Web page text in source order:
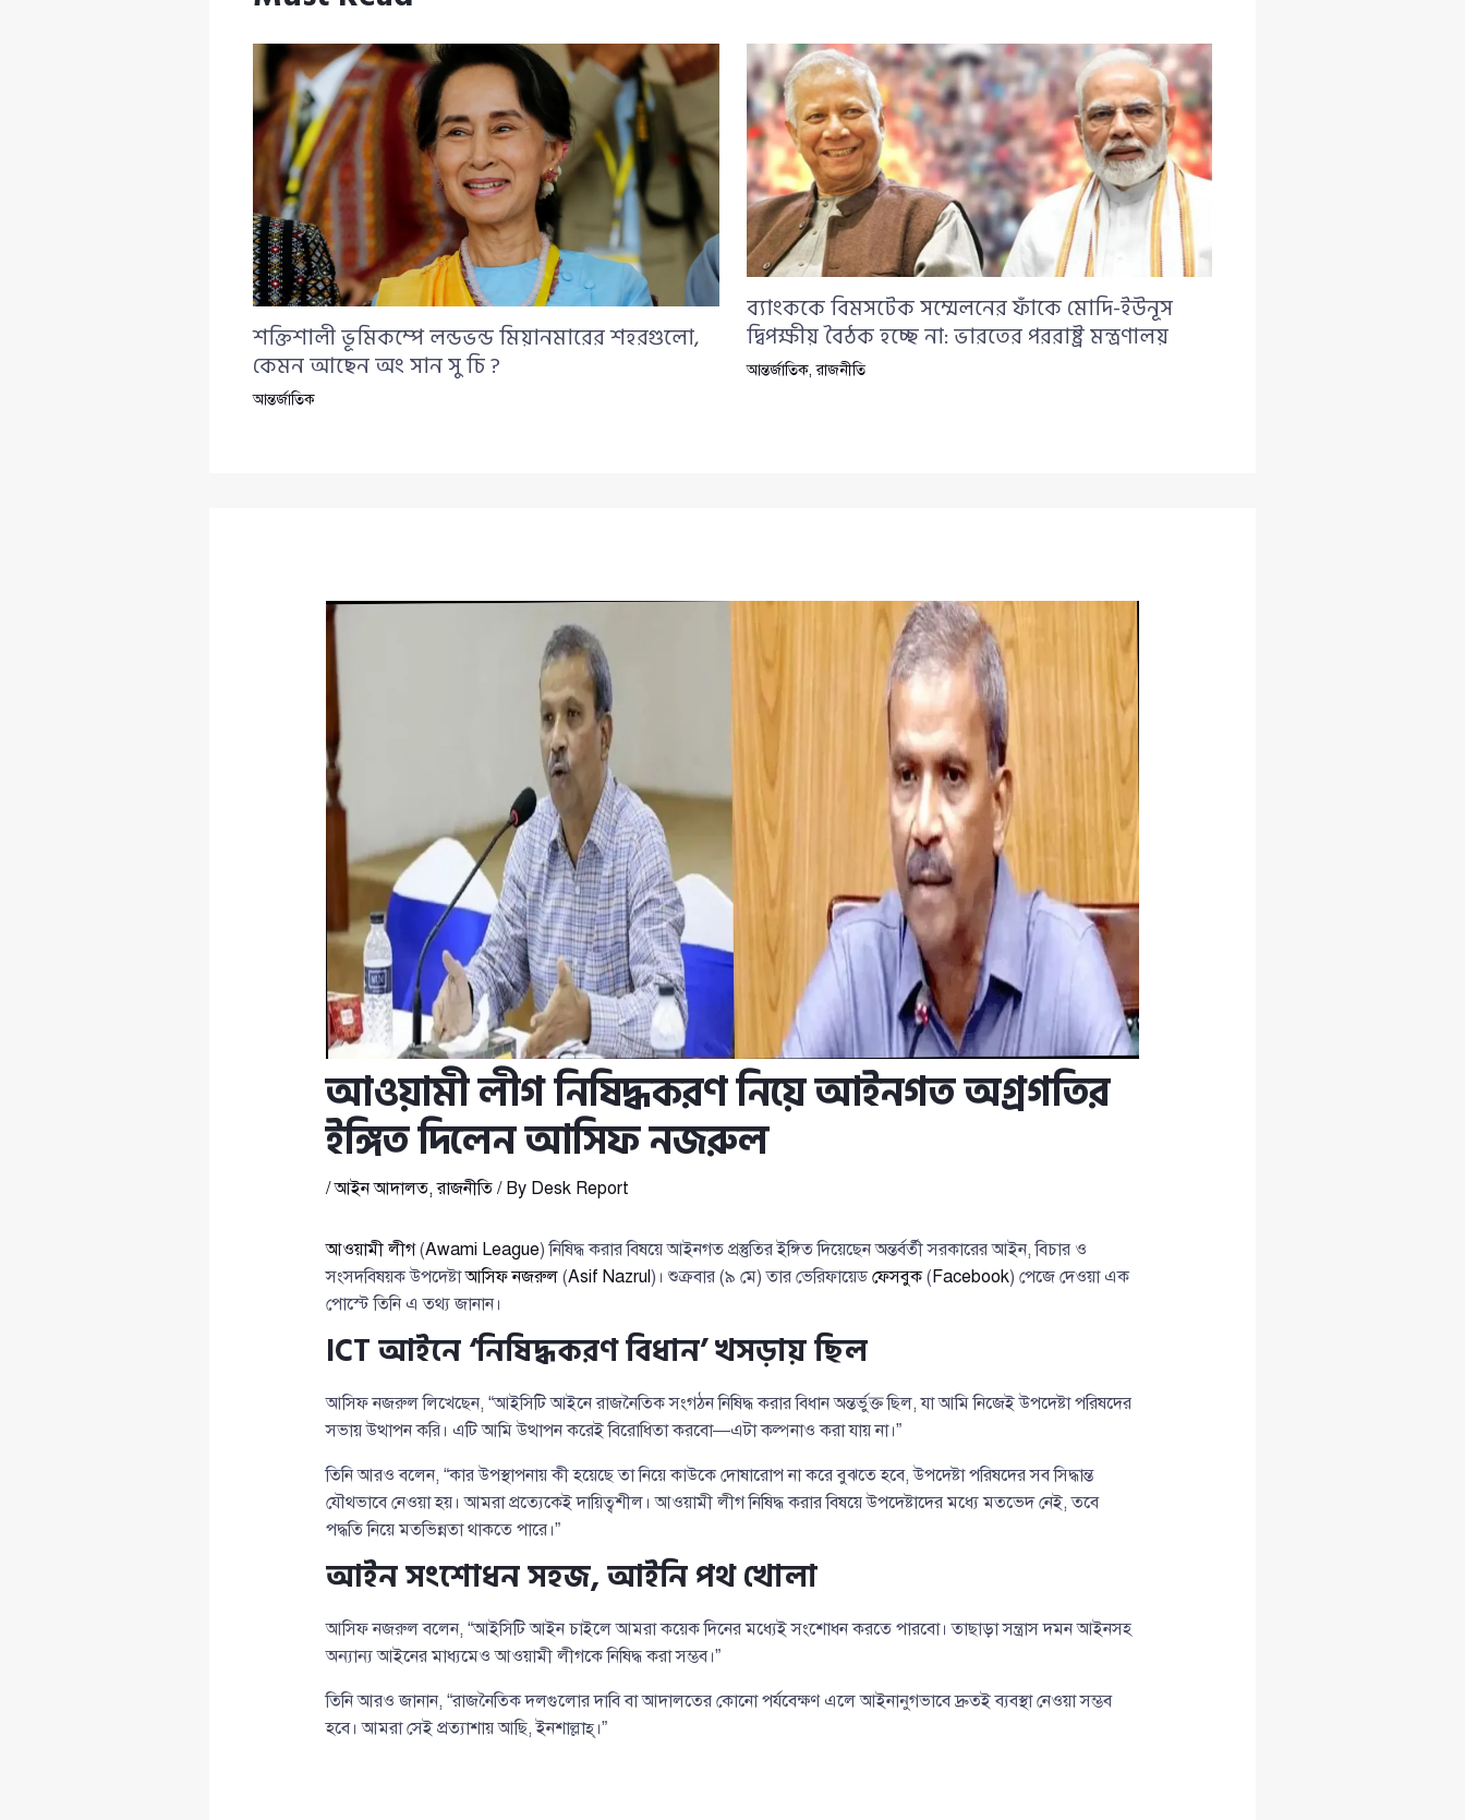
শক্তিশালী ভূমিকম্পে লন্ডভন্ড মিয়ানমারের শহরগুলো,
কেমন আছেন অং সান সু চি ?
আন্তর্জাতিক
ব্যাংককে বিমসটেক সম্মেলনের ফাঁকে মোদি-ইউনূস
দ্বিপক্ষীয় বৈঠক হচ্ছে না: ভারতের পররাষ্ট্র মন্ত্রণালয়
আন্তর্জাতিক,রাজনীতি
আওয়ামী লীগ নিষিদ্ধকরণ নিয়ে আইনগত অগ্রগতির
ইঙ্গিত দিলেন আসিফ নজরুল
/আইন আদালত,রাজনীতি/ By Desk Report
আওয়ামী লীগ(Awami League) নিষিদ্ধ করার বিষয়ে আইনগত প্রস্তুতির ইঙ্গিত দিয়েছেন অন্তর্বর্তী সরকারের আইন, বিচার ও
সংসদবিষয়ক উপদেষ্টাআসিফ নজরুল(Asif Nazrul)। শুক্রবার (৯ মে) তার ভেরিফায়েডফেসবুক(Facebook) পেজে দেওয়া এক
পোস্টে তিনি এ তথ্য জানান।
ICT আইনে ‘নিষিদ্ধকরণ বিধান’ খসড়ায় ছিল
আসিফ নজরুল লিখেছেন, “আইসিটি আইনে রাজনৈতিক সংগঠন নিষিদ্ধ করার বিধান অন্তর্ভুক্ত ছিল, যা আমি নিজেই উপদেষ্টা পরিষদের
সভায় উত্থাপন করি। এটি আমি উত্থাপন করেই বিরোধিতা করবো—এটা কল্পনাও করা যায় না।”
তিনি আরও বলেন, “কার উপস্থাপনায় কী হয়েছে তা নিয়ে কাউকে দোষারোপ না করে বুঝতে হবে, উপদেষ্টা পরিষদের সব সিদ্ধান্ত
যৌথভাবে নেওয়া হয়। আমরা প্রত্যেকেই দায়িত্বশীল। আওয়ামী লীগ নিষিদ্ধ করার বিষয়ে উপদেষ্টাদের মধ্যে মতভেদ নেই, তবে
পদ্ধতি নিয়ে মতভিন্নতা থাকতে পারে।”
আইন সংশোধন সহজ, আইনি পথ খোলা
আসিফ নজরুল বলেন, “আইসিটি আইন চাইলে আমরা কয়েক দিনের মধ্যেই সংশোধন করতে পারবো। তাছাড়া সন্ত্রাস দমন আইনসহ
অন্যান্য আইনের মাধ্যমেও আওয়ামী লীগকে নিষিদ্ধ করা সম্ভব।”
তিনি আরও জানান, “রাজনৈতিক দলগুলোর দাবি বা আদালতের কোনো পর্যবেক্ষণ এলে আইনানুগভাবে দ্রুতই ব্যবস্থা নেওয়া সম্ভব
হবে। আমরা সেই প্রত্যাশায় আছি, ইনশাল্লাহ্।”